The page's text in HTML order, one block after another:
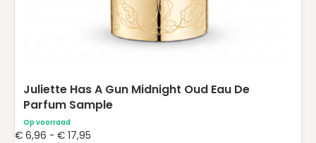
Juliette Has A Gun Midnight Oud Eau De
Parfum Sample
Op voorraad
€ 6,96 - € 17,95